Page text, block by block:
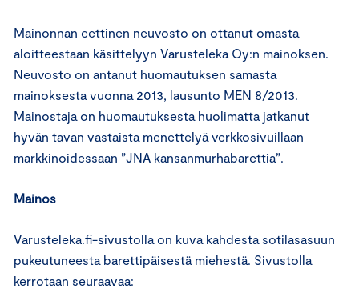
Mainonnan eettinen neuvosto on ottanut omasta
aloitteestaan käsittelyyn Varusteleka Oy:n mainoksen.
Neuvosto on antanut huomautuksen samasta
mainoksesta vuonna 2013, lausunto MEN 8/2013.
Mainostaja on huomautuksesta huolimatta jatkanut
hyvän tavan vastaista menettelyä verkkosivuillaan
markkinoidessaan ”JNA kansanmurhabarettia”.
Mainos
Varusteleka.fi-sivustolla on kuva kahdesta sotilasasuun
pukeutuneesta barettipäisestä miehestä. Sivustolla
kerrotaan seuraavaa: